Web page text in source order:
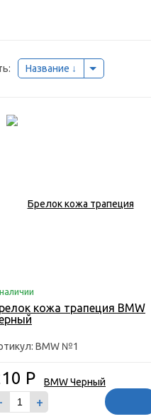
Название
кожа трапеция BMW
BMW №1
Р
- +